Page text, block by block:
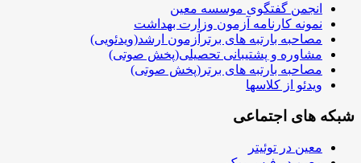
انجمن گفتگوی موسسه معین
نمونه کارنامه آزمون وزارت بهداشت
مصاحبه بارتبه های برترآزمون ارشد(ویدئویی)
مشاوره و پشتیبانی تحصیلی(پخش صوتی)
مصاحبه بارتبه های برتر(پخش صوتی)
ویدئو از کلاسها
شبکه های اجتماعی
معین در توئیتر